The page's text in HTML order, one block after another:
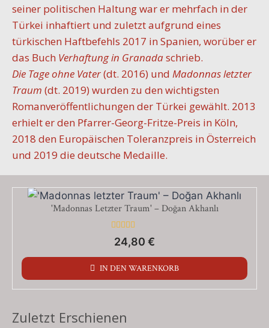
seiner politischen Haltung war er mehrfach in der
Türkei inhaftiert und zuletzt aufgrund eines
türkischen Haftbefehls 2017 in Spanien, worüber er
das Buch Verhaftung in Granadaschrieb.
Die Tage ohne Vater(dt. 2016) und Madonnas letzter
Traum (dt. 2019) wurden zu den wichtigsten
Romanveröffentlichungen der Türkei gewählt. 2013
erhielt er den Pfarrer-Georg-Fritze-Preis in Köln,
2018 den Europäischen Toleranzpreis in Österreich
und 2019 die deutsche Medaille.
'Madonnas Letzter Traum' – Doğan Akhanlı
Bewertet
mit
5
24,80 €
IN DEN WARENKORB
Zuletzt Erschienen